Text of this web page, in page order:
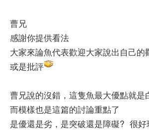
曹兄
感謝你提供看法
大家來論魚代表歡迎大家說出自己的
或是批評
曹兄說的沒錯，這隻魚最大優點就是
而模樣也是這篇的討論重點了
是優還是劣，是突破還是障礙? 很好